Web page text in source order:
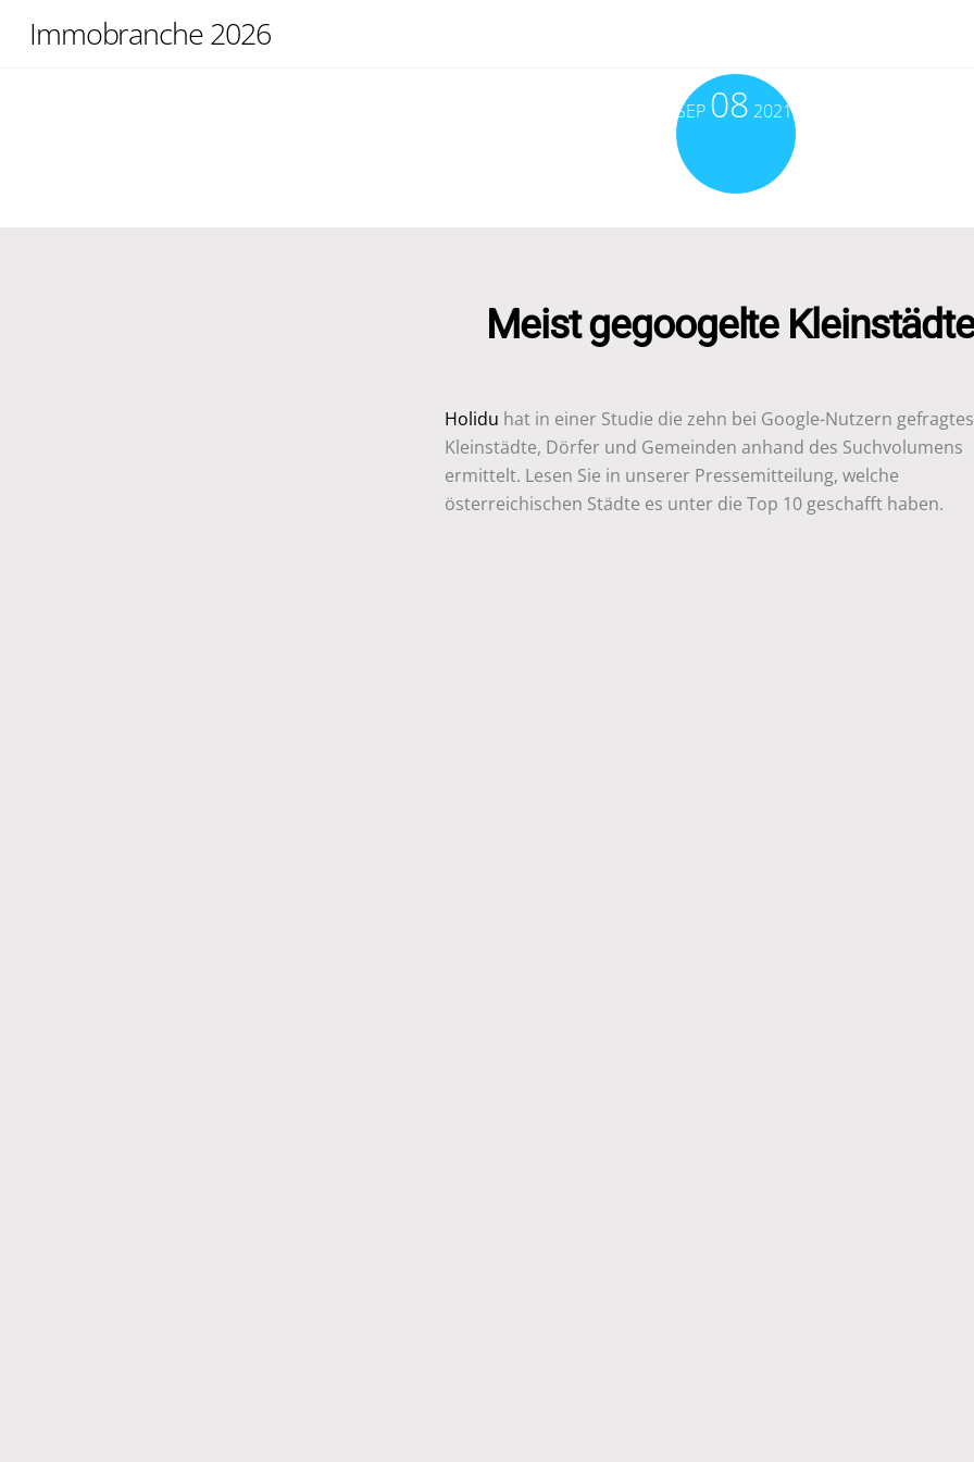
Immobranche 2026
SEP 08 2021
Meist gegoogelte
Holidu hat in einer Studie die zehn bei Google-Nutzern
Kleinstädte, Dörfer und Gemeinden anhand des Suchvolumens
ermittelt. Lesen Sie in unserer Pressemitteilung, welche
österreichischen Städte es unter die Top 10 geschafft haben.